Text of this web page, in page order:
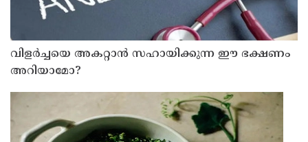
വിളർച്ചയെ അകറ്റാൻ സഹായിക്കുന്ന ഈ ഭക്ഷണം
അറിയാമോ?